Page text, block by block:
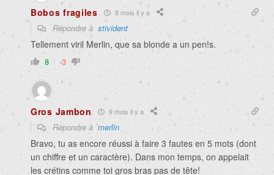
Bobos fragiles 9 mois il y a
Répondre à stivident
Tellement viril Merlin, que sa blonde a un pen!s.
8 -3
Gros Jambon 9 mois il y a
Répondre àmerlin
Bravo, tu as encore réussi à faire 3 fautes en 5 mots (dont
un chiffre et un caractère). Dans mon temps, on appelait
les crétins comme toi gros bras pas de tête!